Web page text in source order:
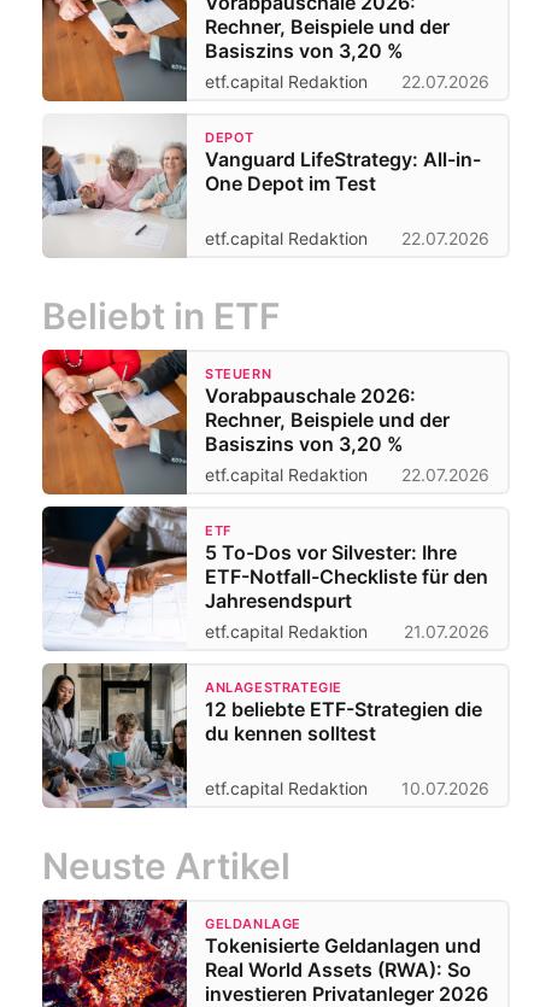
Rechner, Beispiele und der
Basiszins von 3,20 %
etf.capital Redaktion 22.07.2026
DEPOT
Vanguard LifeStrategy: All-in-
One Depot im Test
etf.capital Redaktion 22.07.2026
Beliebt in ETF
STEUERN
Vorabpauschale 2026:
Rechner, Beispiele und der
Basiszins von 3,20 %
etf.capital Redaktion 22.07.2026
ETF
5 To-Dos vor Silvester: Ihre
ETF-Notfall-Checkliste für den
Jahresendspurt
etf.capital Redaktion 21.07.2026
ANLAGESTRATEGIE
12 beliebte ETF-Strategien die
du kennen solltest
etf.capital Redaktion 10.07.2026
Neuste Artikel
GELDANLAGE
Tokenisierte Geldanlagen und
Real World Assets (RWA): So
investieren Privatanleger 2026